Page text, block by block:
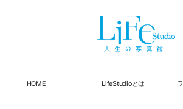
HOME LifeStudioとは